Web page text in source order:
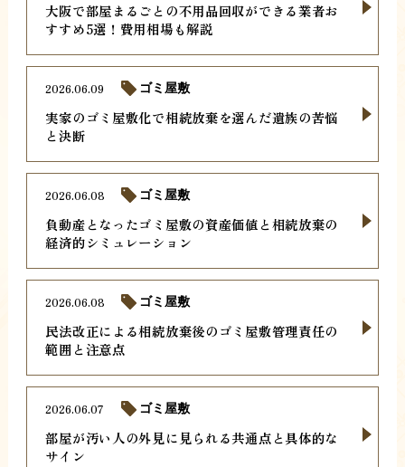
大阪で部屋まるごとの不用品回収ができる業者お
すすめ5選！費用相場も解説
実家のゴミ屋敷化で相続放棄を選んだ遺族の苦悩
と決断
2026.06.09 ゴミ屋敷
負動産となったゴミ屋敷の資産価値と相続放棄の
経済的シミュレーション
2026.06.08 ゴミ屋敷
民法改正による相続放棄後のゴミ屋敷管理責任の
範囲と注意点
2026.06.08 ゴミ屋敷
部屋が汚い人の外見に見られる共通点と具体的な
サイン
2026.06.07 ゴミ屋敷